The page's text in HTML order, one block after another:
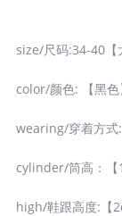
size/尺码:34-40【
color/颜色: 【黑色
wearing/穿着方式:
cylinder/筒高：【
high/鞋跟高度:【